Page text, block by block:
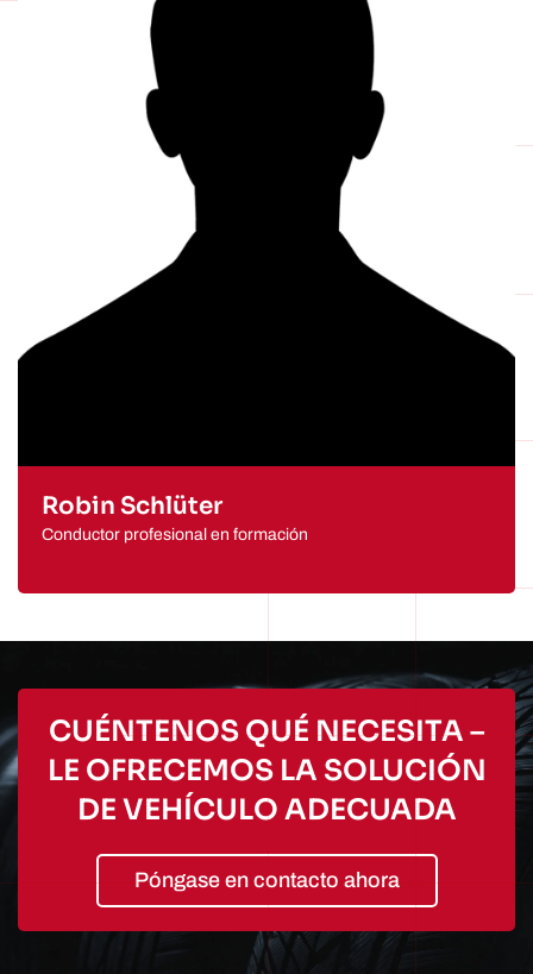
Robin Schlüter
Conductor profesional en formación
CUÉNTENOS QUÉ NECESITA –
LE OFRECEMOS LA SOLUCIÓN
DE VEHÍCULO ADECUADA
Póngase en contacto ahora